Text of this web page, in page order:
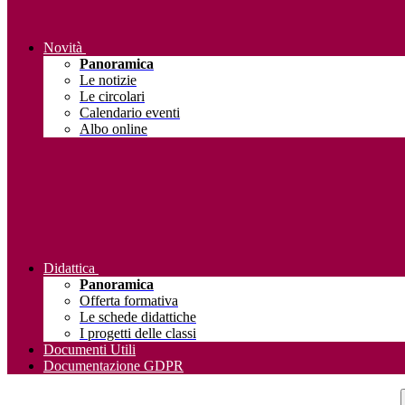
Novità
Panoramica
Le notizie
Le circolari
Calendario eventi
Albo online
Didattica
Panoramica
Offerta formativa
Le schede didattiche
I progetti delle classi
Documenti Utili
Documentazione GDPR